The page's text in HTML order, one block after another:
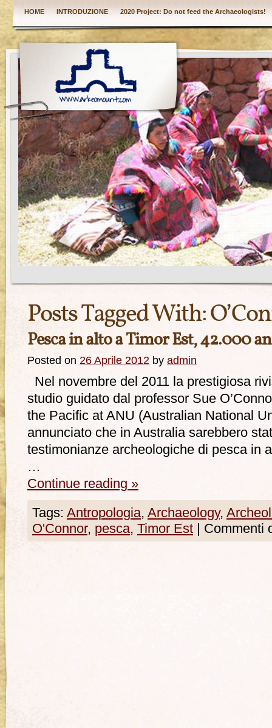
HOME INTRODUZIONE 2020 Project: Do not feed the Archaeologists!
Posts Tagged With:
Pesca in alto a Timor Est, 42.000
Posted on 26 Aprile 2012 by admin
Nel novembre del 2011 la prestigiosa
studio guidato dal professor Sue
the Pacific at ANU (Australian National
annunciato che in Australia sarebbero
testimonianze archeologiche di pesca in
…
Continue reading »
Tags: Antropologia, Archaeology,
O'Connor, pesca, Timor Est Commenti